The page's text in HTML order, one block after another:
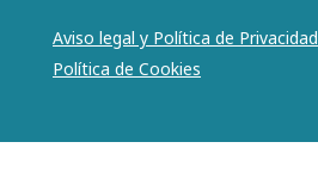
Aviso legal y Política de Privacidad
Política de Cookies